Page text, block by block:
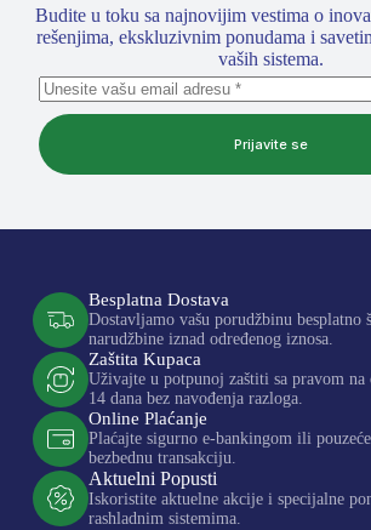
Budite u toku sa najnovijim vestima o
rešenjima, ekskluzivnim ponudama i
vaših sistema.
Prijavite se
Besplatna Dostava
Dostavljamo vašu porudžbinu besplatno
narudžbine iznad određenog iznosa.
Zaštita Kupaca
Uživajte u potpunoj zaštiti sa pravom na
14 dana bez navođenja razloga.
Online Plaćanje
Plaćajte sigurno e-bankingom ili
bezbednu transakciju.
Aktuelni Popusti
Iskoristite aktuelne akcije i specijalne
rashladnim sistemima.